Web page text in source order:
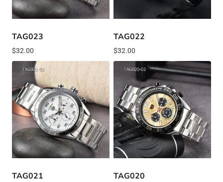
TAG023
$32.00
TAG022
$32.00
TAG021 TAG020